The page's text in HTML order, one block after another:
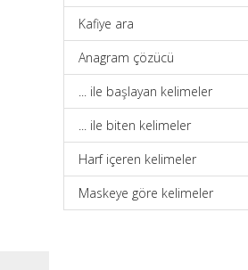
Kafiye ara
Anagram çözücü
... ile başlayan kelimeler
... ile biten kelimeler
Harf içeren kelimeler
Maskeye göre kelimeler